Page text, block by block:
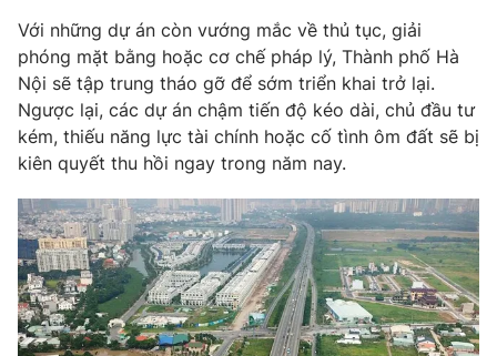
Với những dự án còn vướng mắc về thủ tục, giải
phóng mặt bằng hoặc cơ chế pháp lý, Thành phố Hà
Nội sẽ tập trung tháo gỡ để sớm triển khai trở lại.
Ngược lại, các dự án chậm tiến độ kéo dài, chủ đầu tư
kém, thiếu năng lực tài chính hoặc cố tình ôm đất sẽ bị
kiên quyết thu hồi ngay trong năm nay.